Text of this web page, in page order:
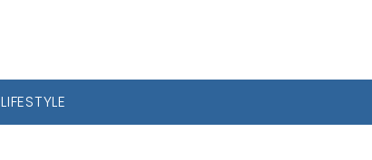
LIFESTYLE